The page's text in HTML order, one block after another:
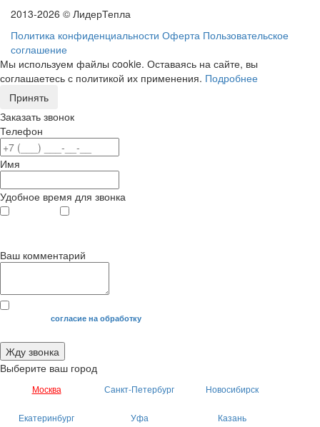
2013-2026 © ЛидерТепла
Политика конфиденциальности Оферта Пользовательское
соглашение
Мы используем файлы cookie. Оставаясь на сайте, вы
соглашаетесь с политикой их применения. Подробнее
Принять
Заказать звонок
Телефон
Имя
Удобное время для звонка
Ваш комментарий
Я даю своесогласие на обработку
Жду звонка
Выберите ваш город
Москва Санкт-Петербург Новосибирск
Екатеринбург Уфа Казань